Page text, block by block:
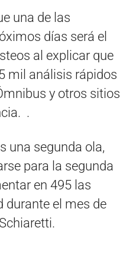
una de las
días será el
al explicar que
mil análisis rápidos
y otros sitios
.
una segunda ola,
para la segunda
en 495 las
durante el mes de